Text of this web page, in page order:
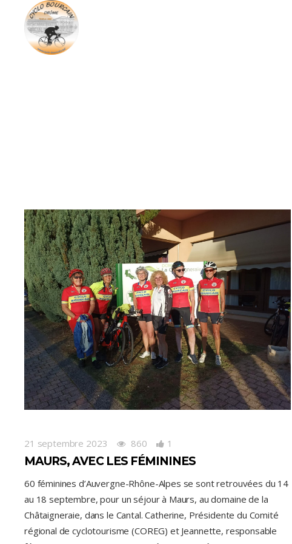
21 septembre 2023 860 1
MAURS, AVEC LES FÉMININES
60 féminines d’Auvergne-Rhône-Alpes se sont retrouvées du 14
au 18 septembre, pour un séjour à Maurs, au domaine de la
Châtaigneraie, dans le Cantal. Catherine, Présidente du Comité
régional de cyclotourisme (COREG) et Jeannette, responsable